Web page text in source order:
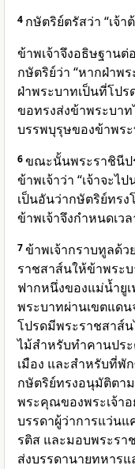
4 กษัตริย์ตรัสว่า “เจ้า
ข้าพเจ้าจึงอธิษฐานต่
กษัตริย์ว่า “หากฝ่าพ
ฝ่าพระบาทเป็นที่โป
ขอทรงส่งข้าพระบาท
บรรพบุรุษของข้าพร
6ขณะนั้นพระราชินีป
ข้าพเจ้าว่า “เจ้าจะไ
เป็นอันว่ากษัตริย์ทร
ข้าพเจ้าจึงกำหนดเว
7ข้าพเจ้ากราบทูลด้ว
ราชสาส์นให้ข้าพระ
ฟากหนึ่งของแม่น้ำยูเ
พระบาทผ่านเขตแด
โปรดมีพระราชสาส์
ไม้สำหรับทำคานปร
เมือง และสำหรับที่พั
กษัตริย์ทรงอนุมัติตา
พระคุณของพระเจ้าอ
บรรดาผู้ว่าการแว่น
รติส และมอบพระรา
ส่งบรรดานายทหาร